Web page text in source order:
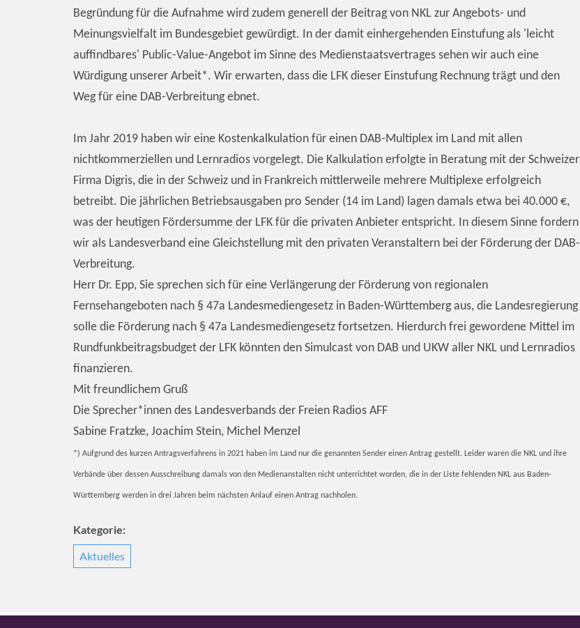
Begründung für die Aufnahme wird zudem generell der Beitrag von NKL zur Angebots- und
Meinungsvielfalt im Bundesgebiet gewürdigt. In der damit einhergehenden Einstufung als 'leicht
auffindbares' Public-Value-Angebot im Sinne des Medienstaatsvertrages sehen wir auch eine
Würdigung unserer Arbeit*. Wir erwarten, dass die LFK dieser Einstufung Rechnung trägt und den
Weg für eine DAB-Verbreitung ebnet.
Im Jahr 2019 haben wir eine Kostenkalkulation für einen DAB-Multiplex im Land mit allen
nichtkommerziellen und Lernradios vorgelegt. Die Kalkulation erfolgte in Beratung mit der Schweizer
Firma Digris, die in der Schweiz und in Frankreich mittlerweile mehrere Multiplexe erfolgreich
betreibt. Die jährlichen Betriebsausgaben pro Sender (14 im Land) lagen damals etwa bei 40.000 €,
was der heutigen Fördersumme der LFK für die privaten Anbieter entspricht. In diesem Sinne fordern
wir als Landesverband eine Gleichstellung mit den privaten Veranstaltern bei der Förderung der DAB-
Verbreitung.
Herr Dr. Epp, Sie sprechen sich für eine Verlängerung der Förderung von regionalen
Fernsehangeboten nach § 47a Landesmediengesetz in Baden-Württemberg aus, die Landesregierung
solle die Förderung nach § 47a Landesmediengesetz fortsetzen. Hierdurch frei gewordene Mittel im
Rundfunkbeitragsbudget der LFK könnten den Simulcast von DAB und UKW aller NKL und Lernradios
finanzieren.
Mit freundlichem Gruß
Die Sprecher*innen des Landesverbands der Freien Radios AFF
Sabine Fratzke, Joachim Stein, Michel Menzel
*) Aufgrund des kurzen Antragsverfahrens in 2021 haben im Land nur die genannten Sender einen Antrag gestellt. Leider waren die NKL und ihre
Verbände über dessen Ausschreibung damals von den Medienanstalten nicht unterrichtet worden, die in der Liste fehlenden NKL aus Baden-
Württemberg werden in drei Jahren beim nächsten Anlauf einen Antrag nachholen.
Kategorie:
Aktuelles